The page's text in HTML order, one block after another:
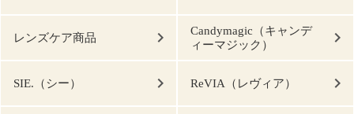
レンズケア商品
Candymagic（キャンデ
ィーマジック）
SIE.（シー） ReVIA（レヴィア）